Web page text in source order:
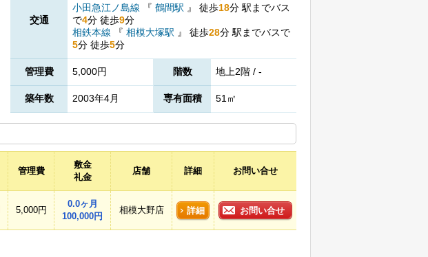
交通
小田急江ノ島線
『 鶴間駅 』 徒歩18分 駅までバス
で4分 徒歩9分
相鉄本線
『 相模大塚駅 』 徒歩28分 駅までバスで
5分 徒歩5分
管理費 5,000円 階数 地上2階 / -
築年数 2003年4月 専有面積 51㎡
管理費
敷金
礼金
店舗 詳細 お問い合せ
5,000円
0.0ヶ月
100,000円
相模大野店 詳細 お問い合せ